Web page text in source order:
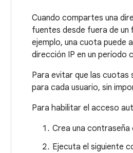
Cuando compartes una
fuentes desde fuera de un
ejemplo, una cuota puede
dirección IP en un período
Para evitar que las cuotas
para cada usuario, sin
Para habilitar el acceso
Crea una contraseña
Ejecuta el siguiente